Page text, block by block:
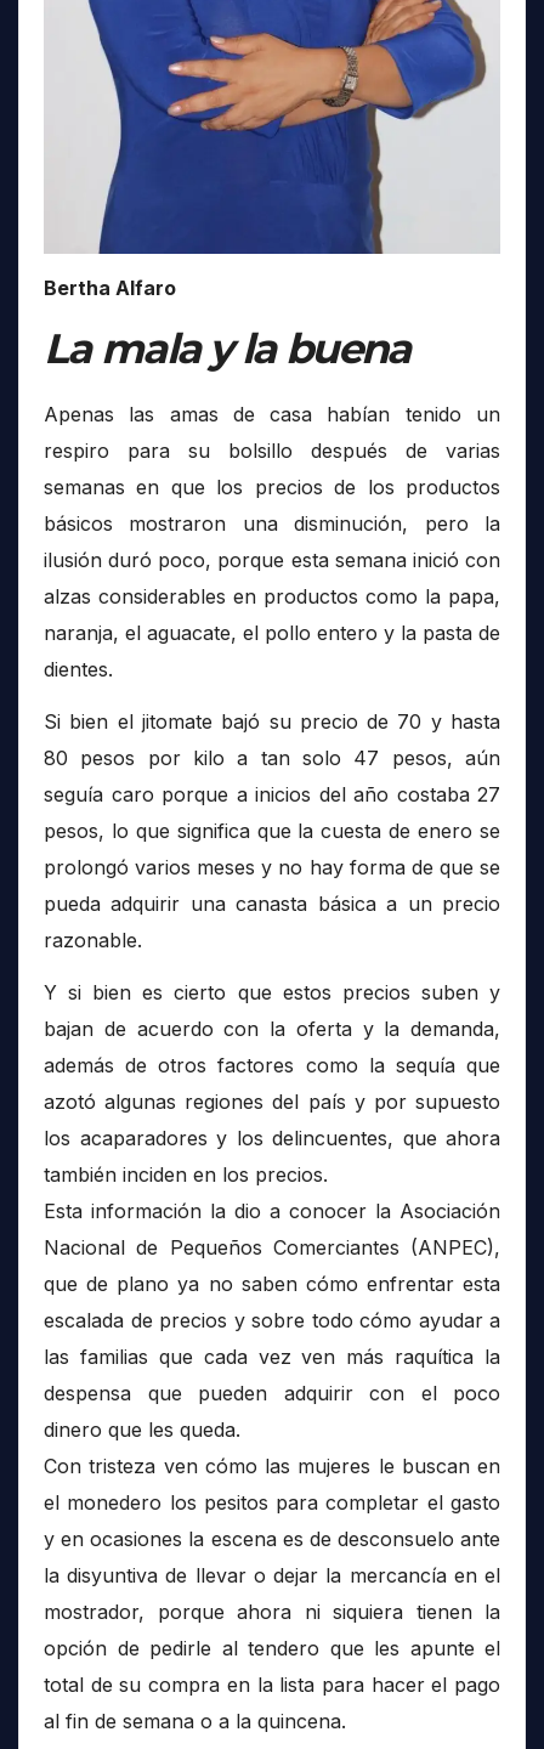
Bertha Alfaro
La mala y la buena
Apenas las amas de casa habían tenido un
respiro para su bolsillo después de varias
semanas en que los precios de los productos
básicos mostraron una disminución, pero la
ilusión duró poco, porque esta semana inició con
alzas considerables en productos como la papa,
naranja, el aguacate, el pollo entero y la pasta de
dientes.
Si bien el jitomate bajó su precio de 70 y hasta
80 pesos por kilo a tan solo 47 pesos, aún
seguía caro porque a inicios del año costaba 27
pesos, lo que significa que la cuesta de enero se
prolongó varios meses y no hay forma de que se
pueda adquirir una canasta básica a un precio
razonable.
Y si bien es cierto que estos precios suben y
bajan de acuerdo con la oferta y la demanda,
además de otros factores como la sequía que
azotó algunas regiones del país y por supuesto
los acaparadores y los delincuentes, que ahora
también inciden en los precios.
Esta información la dio a conocer la Asociación
Nacional de Pequeños Comerciantes (ANPEC),
que de plano ya no saben cómo enfrentar esta
escalada de precios y sobre todo cómo ayudar a
las familias que cada vez ven más raquítica la
despensa que pueden adquirir con el poco
dinero que les queda.
Con tristeza ven cómo las mujeres le buscan en
el monedero los pesitos para completar el gasto
y en ocasiones la escena es de desconsuelo ante
la disyuntiva de llevar o dejar la mercancía en el
mostrador, porque ahora ni siquiera tienen la
opción de pedirle al tendero que les apunte el
total de su compra en la lista para hacer el pago
al fin de semana o a la quincena.